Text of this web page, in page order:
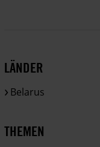
LÄNDER
Belarus
THEMEN